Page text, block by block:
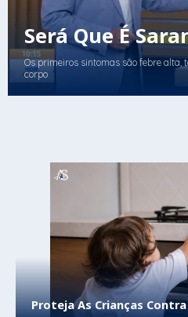
Será Que É
Os primeiros sintomas são febre alta,
corpo
Proteja As Crianças